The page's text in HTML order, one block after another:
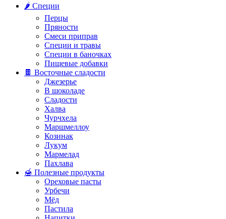
🌶️ Специи
Перцы
Пряности
Смеси приправ
Специи и травы
Специи в баночках
Пищевые добавки
🍫 Восточные сладости
Джезерье
В шоколаде
Сладости
Халва
Чурчхела
Маршмеллоу
Козинак
Лукум
Мармелад
Пахлава
🍯 Полезные продукты
Ореховые пасты
Урбечи
Мёд
Пастила